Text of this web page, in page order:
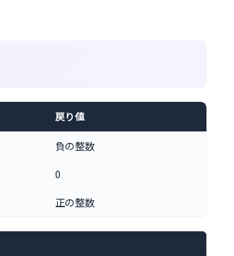
戻り値
負の整数
0
正の整数